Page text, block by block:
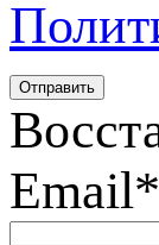
Email*